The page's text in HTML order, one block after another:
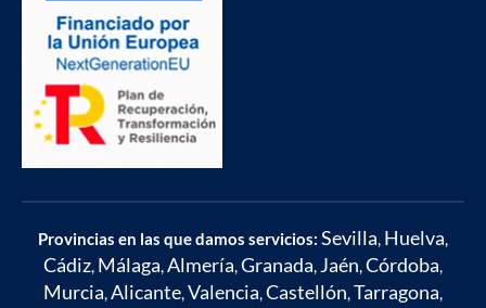
Provincias en las que damos servicios: Sevilla, Huelva,
Cádiz, Málaga,Almería,Granada, Jaén,Córdoba,
Murcia,Alicante,Valencia,Castellón,Tarragona,